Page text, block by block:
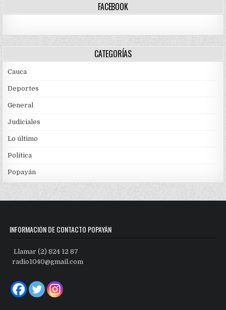
FACEBOOK
CATEGORÍAS
Cauca
Deportes
General
Judiciales
Lo último
Política
Popayán
INFORMACIÓN DE CONTACTO POPAYÁN
Llamar (2) 824 12 87
radio1040@gmail.com